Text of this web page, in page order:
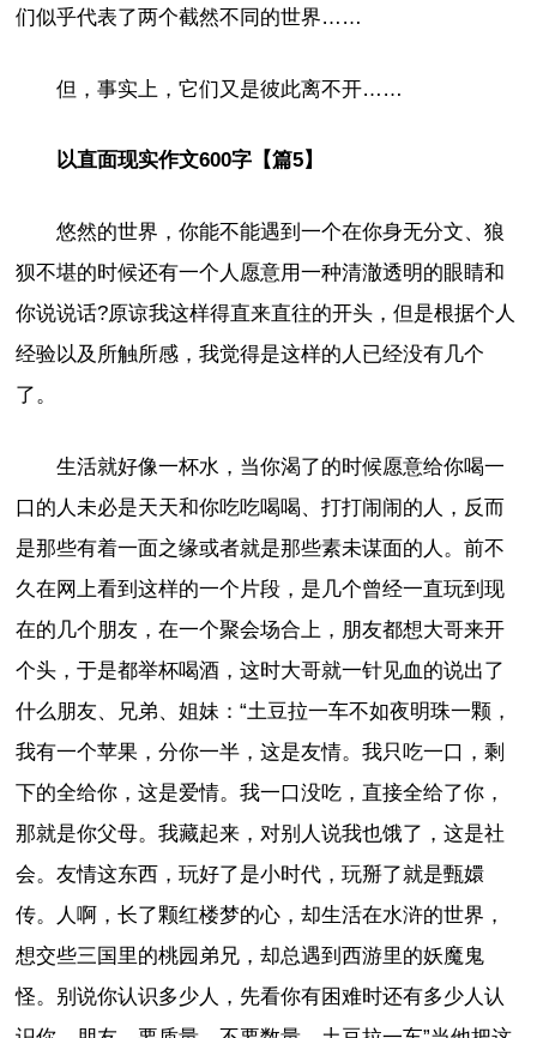
们似乎代表了两个截然不同的世界……
但，事实上，它们又是彼此离不开……
以直面现实作文600字【篇5】
悠然的世界，你能不能遇到一个在你身无分文、狼
狈不堪的时候还有一个人愿意用一种清澈透明的眼睛和
你说说话?原谅我这样得直来直往的开头，但是根据个人
经验以及所触所感，我觉得是这样的人已经没有几个
了。
生活就好像一杯水，当你渴了的时候愿意给你喝一
口的人未必是天天和你吃吃喝喝、打打闹闹的人，反而
是那些有着一面之缘或者就是那些素未谋面的人。前不
久在网上看到这样的一个片段，是几个曾经一直玩到现
在的几个朋友，在一个聚会场合上，朋友都想大哥来开
个头，于是都举杯喝酒，这时大哥就一针见血的说出了
什么朋友、兄弟、姐妹：“土豆拉一车不如夜明珠一颗，
我有一个苹果，分你一半，这是友情。我只吃一口，剩
下的全给你，这是爱情。我一口没吃，直接全给了你，
那就是你父母。我藏起来，对别人说我也饿了，这是社
会。友情这东西，玩好了是小时代，玩掰了就是甄嬛
传。人啊，长了颗红楼梦的心，却生活在水浒的世界，
想交些三国里的桃园弟兄，却总遇到西游里的妖魔鬼
怪。别说你认识多少人，先看你有困难时还有多少人认